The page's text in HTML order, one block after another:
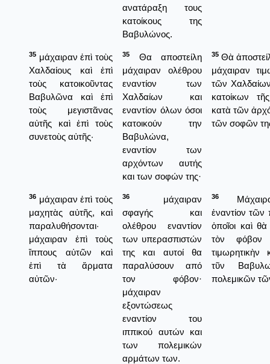
ανατάραξη τους
κατοίκους της
Βαβυλώνος.
35 μάχαιραν ἐπὶ τοὺς
Χαλδαίους καὶ ἐπὶ
τοὺς κατοικοῦντας
Βαβυλῶνα καὶ ἐπὶ
τοὺς μεγιστᾶνας
αὐτῆς καὶ ἐπὶ τοὺς
συνετοὺς αὐτῆς·
35
Θα αποστείλη
μάχαιραν ολέθρου
εναντίον των
Χαλδαίων και
εναντίον όλων όσοι
κατοικούν την
Βαβυλώνα,
εναντίον των
αρχόντων αυτής
και των σοφών της·
35 Θὰ
μάχαιραν
τῶν
κατοίκων
κατὰ τῶν
τῶν σοφῶν
36 μάχαιραν ἐπὶ τοὺς
μαχητὰς αὐτῆς, καὶ
παραλυθήσονται·
μάχαιραν ἐπὶ τοὺς
ἵππους αὐτῶν καὶ
ἐπὶ τὰ ἅρματα
αὐτῶν·
36
μάχαιραν
σφαγής και
ολέθρου εναντίον
των υπερασπιστών
της και αυτοί θα
παραλύσουν από
τον φόβον·
μάχαιραν
εξοντώσεως
εναντίον του
ιππικού αυτών και
των πολεμικών
αρμάτων των.
36
ἐναντίον τῶν
ὁποῖοι καὶ
τὸν φόβον
τιμωρητικὴν
τῦν
πολεμικῶν